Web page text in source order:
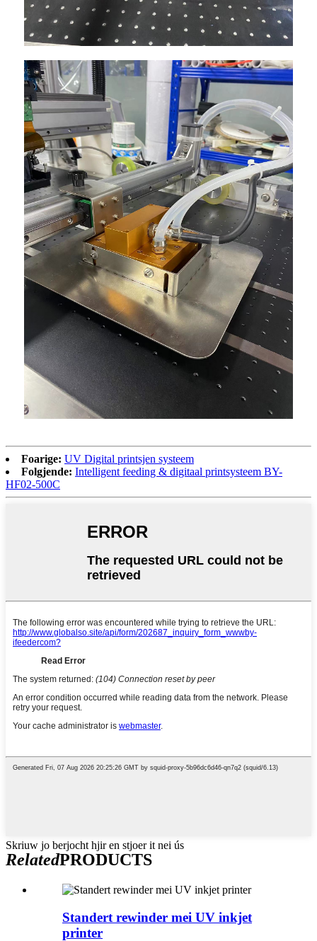
Foarige: UV Digital printsjen systeem
Folgjende: Intelligent feeding & digitaal printsysteem BY-
HF02-500C
Skriuw jo berjocht hjir en stjoer it nei ús
RelatedPRODUCTS
Standert rewinder mei UV inkjet
printer